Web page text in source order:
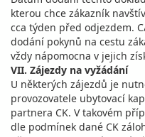
kterou chce zákazník
cca týden před odjezdem.
dodání pokynů na cestu
vždy nápomocna v jejich
VII. Zájezdy na vyžádání
U některých zájezdů je
provozovatele ubytovací
partnera CK. V takovém
dle podmínek dané CK